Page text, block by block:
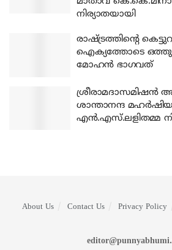
നിര്യാതയായി
രാഷ്ട്രത്തിന്റെ
ഐക്യത്തോടെ
മോഹന്‍ ഭാഗവത്
ശ്രീരാമദാസമിഷന്‍
ശാന്താനന്ദ
എന്‍.എസ്.ലളിതമ്മ
About Us Contact Us Privacy Policy